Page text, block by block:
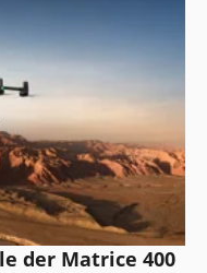
der Matrice 400